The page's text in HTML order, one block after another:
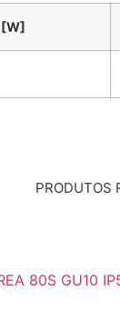
PRODUTOS